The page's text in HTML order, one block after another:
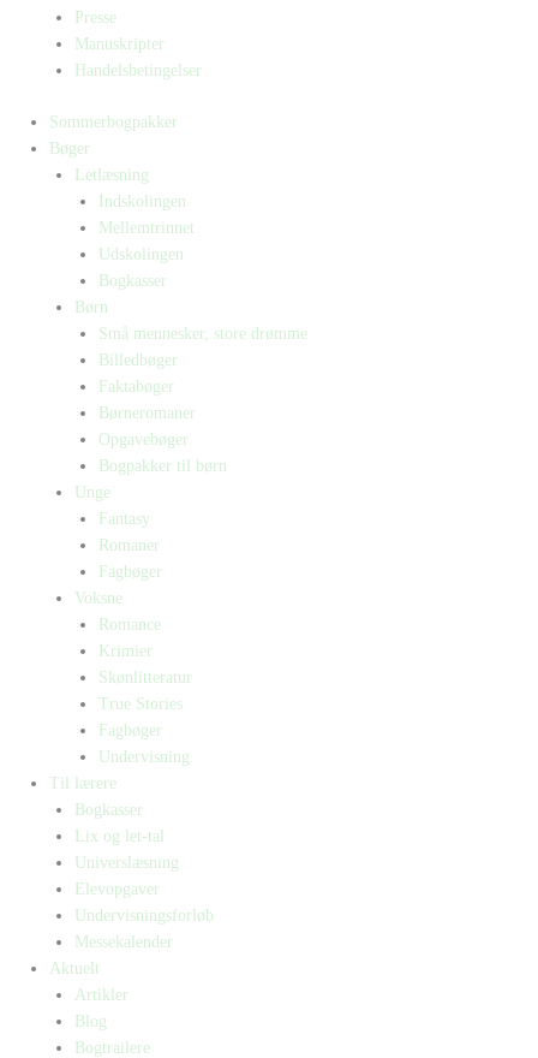
Presse
Manuskripter
Handelsbetingelser
Sommerbogpakker
Bøger
Letlæsning
Indskolingen
Mellemtrinnet
Udskolingen
Bogkasser
Børn
Små mennesker, store drømme
Billedbøger
Faktabøger
Børneromaner
Opgavebøger
Bogpakker til børn
Unge
Fantasy
Romaner
Fagbøger
Voksne
Romance
Krimier
Skønlitteratur
True Stories
Fagbøger
Undervisning
Til lærere
Bogkasser
Lix og let-tal
Universlæsning
Elevopgaver
Undervisningsforløb
Messekalender
Aktuelt
Artikler
Blog
Bogtrailere